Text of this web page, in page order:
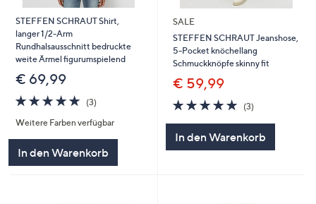
STEFFEN SCHRAUT Shirt,
langer 1/2-Arm
Rundhalsausschnitt bedruckte
weite Ärmel figurumspielend
€ 69,99
5.0
von
5
(3)3
Weitere Farben verfügbar
In den Warenkorb
SALE
STEFFEN SCHRAUT Jeanshose,
5-Pocket knöchellang
Schmuckknöpfe skinny fit
€ 59,99
5.0
von
(3)3
In den Warenkorb